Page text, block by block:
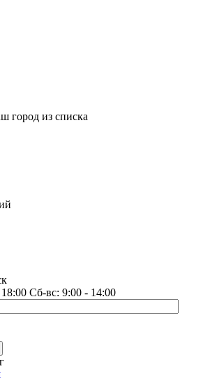
город из списка
Сб-вс: 9:00 - 14:00